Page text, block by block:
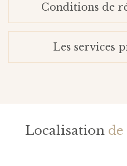
Conditions de
Les services
Localisation